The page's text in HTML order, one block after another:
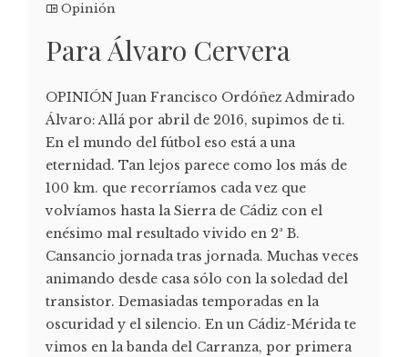
Opinión
Para Álvaro Cervera
OPINIÓN Juan Francisco Ordóñez Admirado
Álvaro: Allá por abril de 2016, supimos de ti.
En el mundo del fútbol eso está a una
eternidad. Tan lejos parece como los más de
100 km. que recorríamos cada vez que
volvíamos hasta la Sierra de Cádiz con el
enésimo mal resultado vivido en 2ª B.
Cansancio jornada tras jornada. Muchas veces
animando desde casa sólo con la soledad del
transistor. Demasiadas temporadas en la
oscuridad y el silencio. En un Cádiz-Mérida te
vimos en la banda del Carranza, por primera